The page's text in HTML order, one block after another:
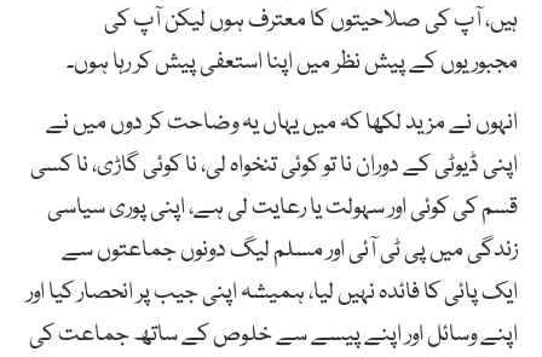
ہیں، آپ کی صلاحیتوں کا معترف ہوں لیکن آپ کی
مجبوریوں کے پیش نظر میں اپنا استعفی پیش کر رہا ہوں۔
انہوں نے مزید لکھا کہ میں یہاں یہ وضاحت کر دوں میں نے
اپنی ڈیوٹی کے دوران نا تو کوئی تنخواہ لی، نا کوئی گاڑی، نا کسی
قسم کی کوئی اور سہولت یا رعایت لی ہے، اپنی پوری سیاسی
زندگی میں پی ٹی آئی اور مسلم لیگ دونوں جماعتوں سے
ایک پائی کا فائدہ نہیں لیا، ہمیشہ اپنی جیب پر انحصار کیا اور
اپنے وسائل اور اپنے پیسے سے خلوص کے ساتھ جماعت کی